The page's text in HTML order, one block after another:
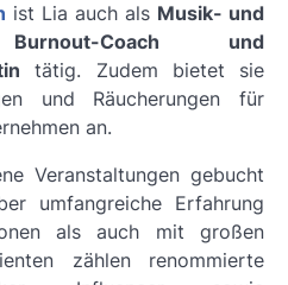
ist Lia auch als Musik- und
Burnout-Coach und
tätig. Zudem bietet sie
und Räucherungen für
an.
Veranstaltungen gebucht
umfangreiche Erfahrung
als auch mit großen
zählen renommierte